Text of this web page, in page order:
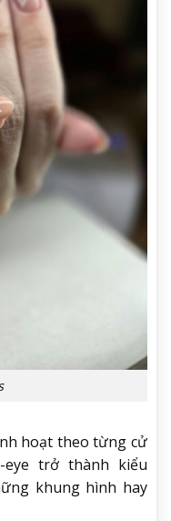
hoạt theo từng cử
trở thành kiểu
khung hình hay